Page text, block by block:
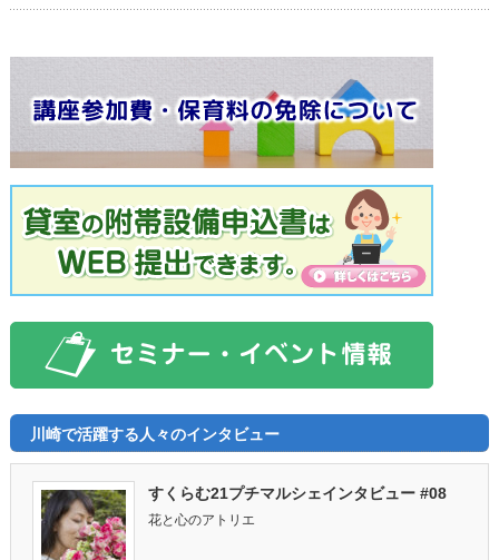
川崎で活躍する人々のインタビュー
すくらむ21プチマルシェインタビュー #08
花と心のアトリエ